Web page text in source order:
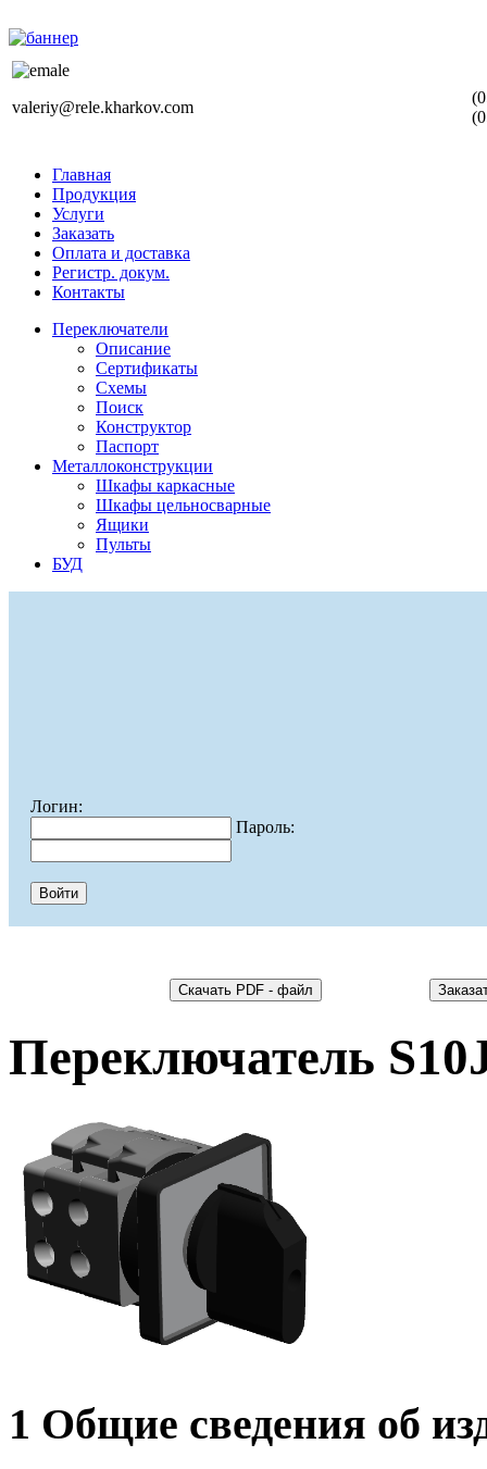
valeriy@rele.kharkov.com
Главная
Продукция
Услуги
Заказать
Оплата и доставка
Регистр. докум.
Контакты
Переключатели
Описание
Сертификаты
Схемы
Поиск
Конструктор
Паспорт
Металлоконструкции
Шкафы каркасные
Шкафы цельносварные
Ящики
Пульты
БУД
Логин:
Пароль:
Переключатель
1 Общие сведения об